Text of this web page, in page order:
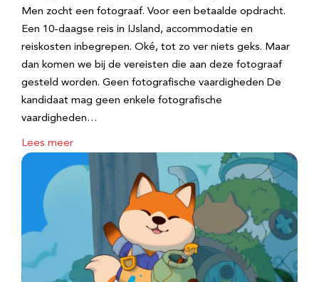
Men zocht een fotograaf. Voor een betaalde opdracht.
Een 10-daagse reis in IJsland, accommodatie en
reiskosten inbegrepen. Oké, tot zo ver niets geks. Maar
dan komen we bij de vereisten die aan deze fotograaf
gesteld worden. Geen fotografische vaardigheden De
kandidaat mag geen enkele fotografische
vaardigheden…
Lees meer